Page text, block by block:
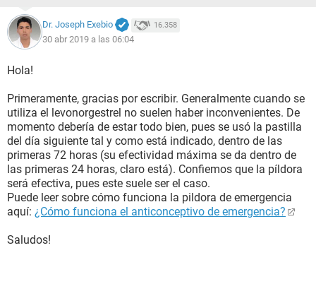
Dr. Joseph Exebio 16.358
30 abr 2019 a las 06:04
Hola!
Primeramente, gracias por escribir. Generalmente cuando se
utiliza el levonorgestrel no suelen haber inconvenientes. De
momento debería de estar todo bien, pues se usó la pastilla
del día siguiente tal y como está indicado, dentro de las
primeras 72 horas (su efectividad máxima se da dentro de
las primeras 24 horas, claro está). Confiemos que la píldora
será efectiva, pues este suele ser el caso.
Puede leer sobre cómo funciona la pildora de emergencia
aquí: ¿Cómo funciona el anticonceptivo de emergencia?
Saludos!